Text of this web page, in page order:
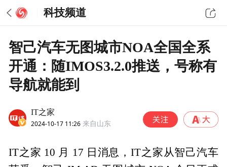
科技频道
智己汽车无图城市NOA全国全系
开通：随IMOS3.2.0推送，号称有
导航就能到
IT之家
2024-10-17 11:26 来自山东
IT之家 10 月 17 日消息，IT之家从智己汽车